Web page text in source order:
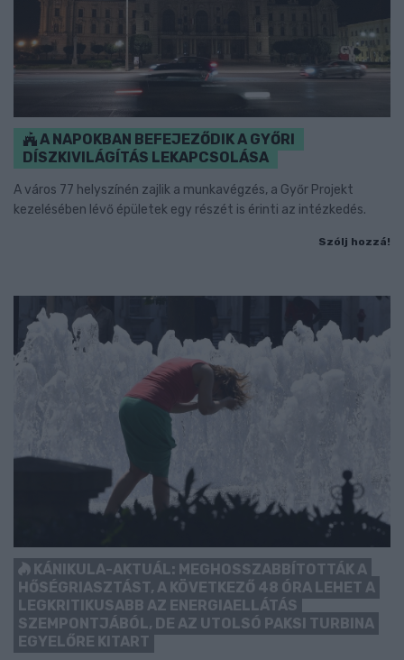
A NAPOKBAN BEFEJEZŐDIK A GYŐRI
DÍSZKIVILÁGÍTÁS LEKAPCSOLÁSA
A város 77 helyszínén zajlik a munkavégzés, a Győr Projekt
kezelésében lévő épületek egy részét is érinti az intézkedés.
Szólj hozzá!
KÁNIKULA-AKTUÁL: MEGHOSSZABBÍTOTTÁK A
HŐSÉGRIASZTÁST, A KÖVETKEZŐ 48 ÓRA LEHET A
LEGKRITIKUSABB AZ ENERGIAELLÁTÁS
SZEMPONTJÁBÓL, DE AZ UTOLSÓ PAKSI TURBINA
EGYELŐRE KITART